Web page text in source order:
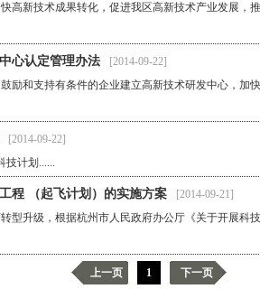
高新技术成果转化，促进我区高新技术产业发展，
心认定管理办法
[2014-09-22]
励和支持有条件的企业建立高新技术研发中心，加
[2014-09-22]
计划......
程 （起飞计划）的实施方案
[2014-09-21]
型升级，根据杭州市人民政府办公厅《关于开展科
上一页 1 下一页